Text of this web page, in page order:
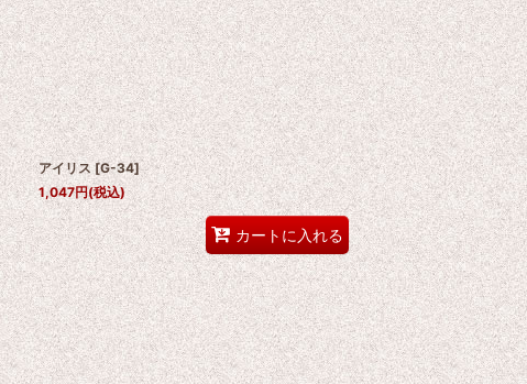
アイリス [G-34]
1,047円(税込)
カートに入れる